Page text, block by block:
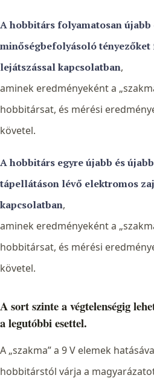
A hobbitárs folyamatosan újabb
minőségbefolyásoló
lejátszással kapcsolatban,
aminek eredményeként a
hobbitársat, és mérési
követel.
A hobbitárs egyre újabb és
tápellátáson lévő elektromos
kapcsolatban,
aminek eredményeként a
hobbitársat, és mérési
követel.
A sort szinte a végtelenségig
a legutóbbi esettel.
A „szakma” a 9 V elemek
hobbitárstól várja a